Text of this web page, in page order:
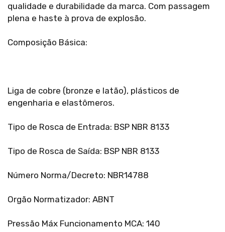
qualidade e durabilidade da marca. Com passagem
plena e haste à prova de explosão.
Composição Básica:
Liga de cobre (bronze e latão), plásticos de
engenharia e elastômeros.
Tipo de Rosca de Entrada: BSP NBR 8133
Tipo de Rosca de Saída: BSP NBR 8133
Número Norma/Decreto: NBR14788
Orgão Normatizador: ABNT
Pressão Máx Funcionamento MCA: 140